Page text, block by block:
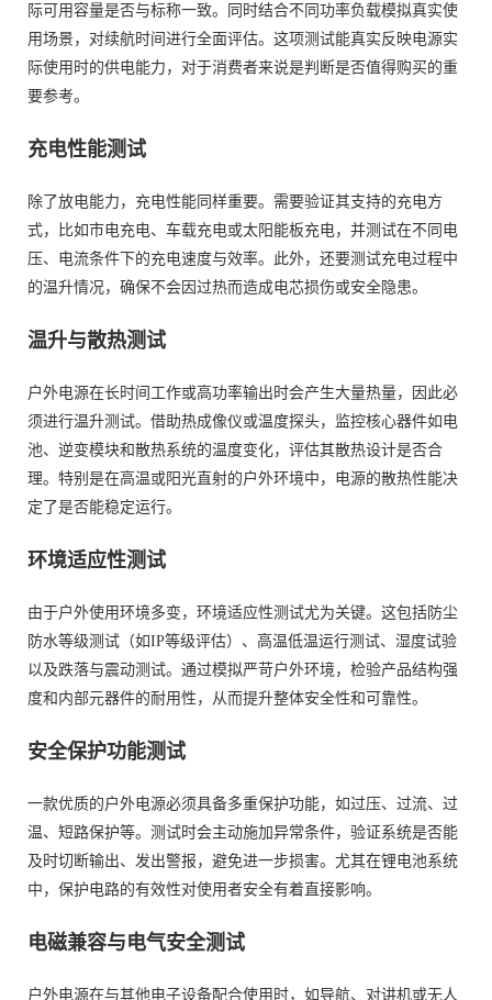
际可用容量是否与标称一致。同时结合不同功率负载模拟真实使
用场景，对续航时间进行全面评估。这项测试能真实反映电源实
际使用时的供电能力，对于消费者来说是判断是否值得购买的重
要参考。
充电性能测试
除了放电能力，充电性能同样重要。需要验证其支持的充电方
式，比如市电充电、车载充电或太阳能板充电，并测试在不同电
压、电流条件下的充电速度与效率。此外，还要测试充电过程中
的温升情况，确保不会因过热而造成电芯损伤或安全隐患。
温升与散热测试
户外电源在长时间工作或高功率输出时会产生大量热量，因此必
须进行温升测试。借助热成像仪或温度探头，监控核心器件如电
池、逆变模块和散热系统的温度变化，评估其散热设计是否合
理。特别是在高温或阳光直射的户外环境中，电源的散热性能决
定了是否能稳定运行。
环境适应性测试
由于户外使用环境多变，环境适应性测试尤为关键。这包括防尘
防水等级测试（如IP等级评估）、高温低温运行测试、湿度试验
以及跌落与震动测试。通过模拟严苛户外环境，检验产品结构强
度和内部元器件的耐用性，从而提升整体安全性和可靠性。
安全保护功能测试
一款优质的户外电源必须具备多重保护功能，如过压、过流、过
温、短路保护等。测试时会主动施加异常条件，验证系统是否能
及时切断输出、发出警报，避免进一步损害。尤其在锂电池系统
中，保护电路的有效性对使用者安全有着直接影响。
电磁兼容与电气安全测试
户外电源在与其他电子设备配合使用时，如导航、对讲机或无人